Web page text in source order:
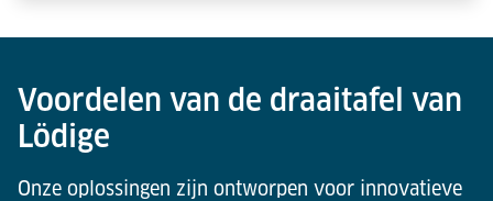
Voordelen van de draaitafel van
Lödige
Onze oplossingen zijn ontworpen voor innovatieve